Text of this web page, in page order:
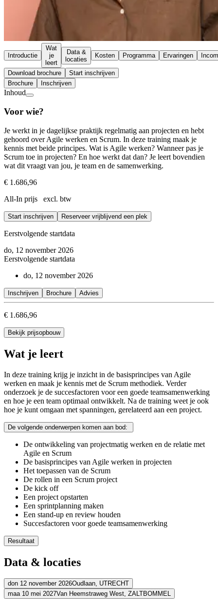
Introductie
Wat
je
leert
Data &
locaties
Kosten Programma Ervaringen
Download brochure
Start inschrijven
Brochure
Inschrijven
Inhoud
Voor wie?
Je werkt in je dagelijkse praktijk regelmatig aan projecten en hebt
gehoord over Agile werken en Scrum. In deze training maak je
kennis met beide principes. Wat is Agile werken? Wanneer pas je
Scrum toe in projecten? En hoe werkt dat dan? Je leert bovendien
wat dit vraagt van jou, je team en de samenwerking.
€ 1.686,96
All-In prijs excl. btw
Start inschrijven Reserveer vrijblijvend een plek
Eerstvolgende startdata
do, 12 november 2026
Eerstvolgende startdata
do, 12 november 2026
Inschrijven Brochure Advies
€ 1.686,96
Bekijk prijsopbouw
Wat je leert
In deze training krijg je inzicht in de basisprincipes van Agile
werken en maak je kennis met de Scrum methodiek. Verder
onderzoek je de succesfactoren voor een goede teamsamenwerking
en hoe je een team optimaal ontwikkelt. Na de training weet je ook
hoe je kunt omgaan met spanningen, gerelateerd aan een project.
De volgende onderwerpen komen aan bod:
De ontwikkeling van projectmatig werken en de relatie met
Agile en Scrum
De basisprincipes van Agile werken in projecten
Het toepassen van de Scrum
De rollen in een Scrum project
De kick off
Een project opstarten
Een sprintplanning maken
Een stand-up en review houden
Succesfactoren voor goede teamsamenwerking
Resultaat
Je leert de basisprincipes van Agile werken
Je leert hoe je Scrum kunt toepassen in projecten
Je kunt een eenvoudig project volgens de Scrum-methode
Je ervaart de groepsdynamiek die achter de Scrum-gedachte zit
Data & locaties
don 12 november 2026Oudlaan, UTRECHT
Adres
maa 10 mei 2027Van Heemstraweg West, ZALTBOMMEL